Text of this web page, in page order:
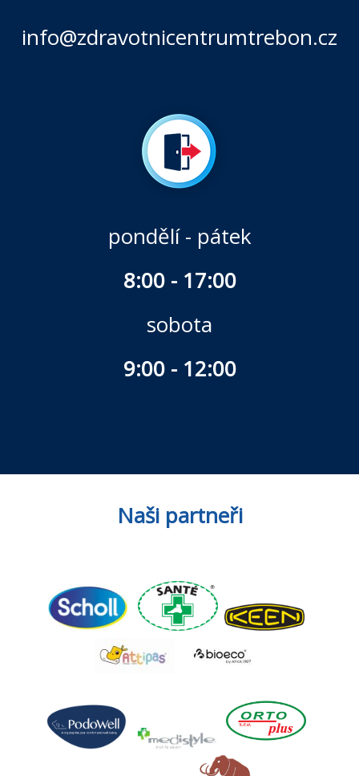
info@zdravotnicentrumtrebon.cz
pondělí - pátek
8:00 - 17:00
sobota
9:00 - 12:00
Naši partneři